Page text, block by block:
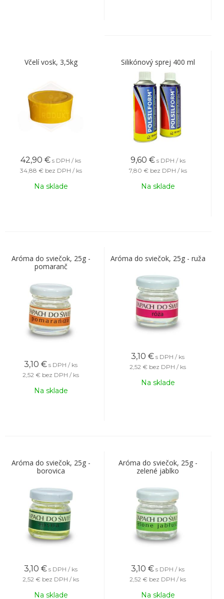
Včelí vosk, 3,5kg
42,90 € s DPH / ks
34,88 € bez DPH / ks
Na sklade
Silikónový sprej 400 ml
9,60 € s DPH / ks
7,80 € bez DPH / ks
Na sklade
Aróma do sviečok, 25g -
pomaranč
3,10 € s DPH / ks
2,52 € bez DPH / ks
Na sklade
Aróma do sviečok, 25g - ruža
3,10 € s DPH / ks
2,52 € bez DPH / ks
Na sklade
Aróma do sviečok, 25g -
borovica
3,10 € s DPH / ks
2,52 € bez DPH / ks
Na sklade
Aróma do sviečok, 25g -
zelené jablko
3,10 € s DPH / ks
2,52 € bez DPH / ks
Na sklade